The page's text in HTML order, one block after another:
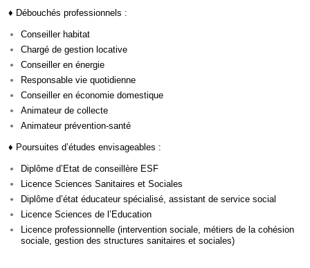
♦ Débouchés professionnels :
Conseiller habitat
Chargé de gestion locative
Conseiller en énergie
Responsable vie quotidienne
Conseiller en économie domestique
Animateur de collecte
Animateur prévention-santé
♦ Poursuites d’études envisageables :
Diplôme d’Etat de conseillère ESF
Licence Sciences Sanitaires et Sociales
Diplôme d’état éducateur spécialisé, assistant de service social
Licence Sciences de l’Education
Licence professionnelle (intervention sociale, métiers de la cohésion
sociale, gestion des structures sanitaires et sociales)